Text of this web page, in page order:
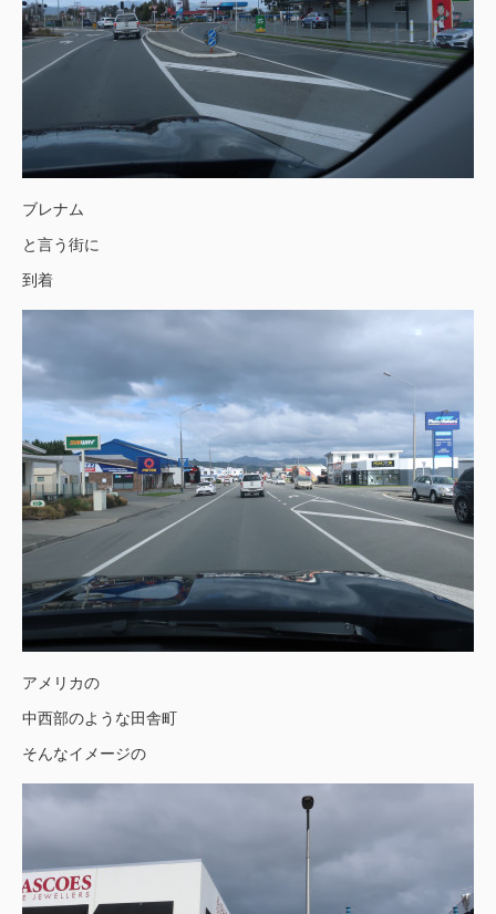
ブレナム
と言う街に
到着
アメリカの
中西部のような田舎町
そんなイメージの